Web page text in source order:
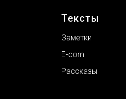
Тексты
Заметки
E-com
Рассказы